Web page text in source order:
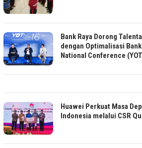
Bank Raya Dorong
dengan Optimalisasi
National Conference
Huawei Perkuat Masa
Indonesia melalui CSR